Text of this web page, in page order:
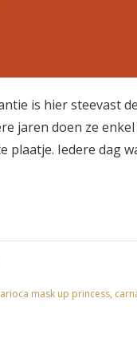
is hier steevast
jaren doen ze
Iedere dag
mask up princess,